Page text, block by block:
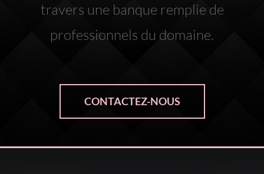
travers une banque remplie de
professionnels du domaine.
CONTACTEZ-NOUS